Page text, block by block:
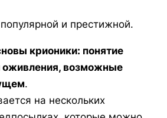
и престижной.
крионики: понятие
оживления, возможные
.
на нескольких